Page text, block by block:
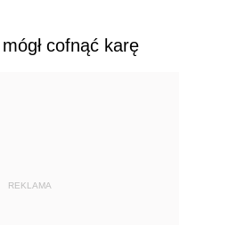
cofnąć karę
REKLAMA